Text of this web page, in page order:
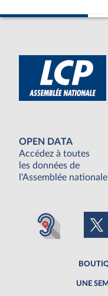
OPEN DATA
Accédez à toutes
les données de
l'Assemblée nationale
UNE